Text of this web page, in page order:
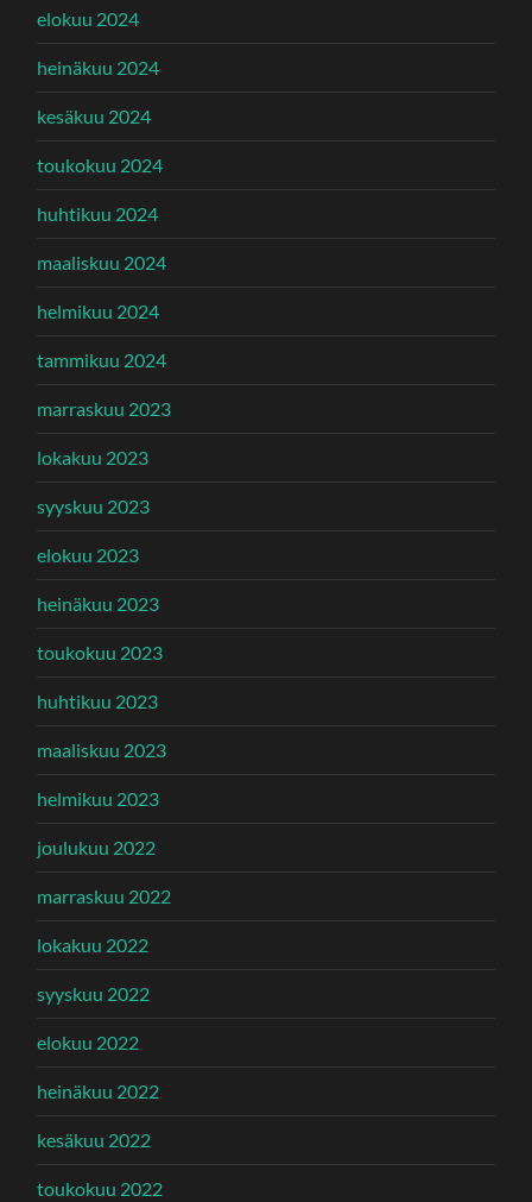
elokuu 2024
heinäkuu 2024
kesäkuu 2024
toukokuu 2024
huhtikuu 2024
maaliskuu 2024
helmikuu 2024
tammikuu 2024
marraskuu 2023
lokakuu 2023
syyskuu 2023
elokuu 2023
heinäkuu 2023
toukokuu 2023
huhtikuu 2023
maaliskuu 2023
helmikuu 2023
joulukuu 2022
marraskuu 2022
lokakuu 2022
syyskuu 2022
elokuu 2022
heinäkuu 2022
kesäkuu 2022
toukokuu 2022